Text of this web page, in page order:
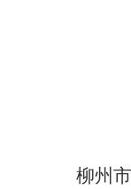
柳州市柳